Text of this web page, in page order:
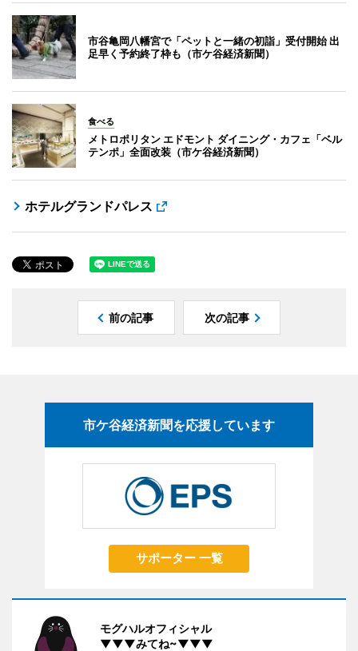
市谷亀岡八幡宮で「ペットと一緒の初詣」受付開始 出
足早く予約終了枠も（市ケ谷経済新聞）
食べる
メトロポリタン エドモント ダイニング・カフェ「ベル
テンポ」全面改装（市ケ谷経済新聞）
ホテルグランドパレス
前の記事 次の記事
市ケ谷経済新聞を応援しています
サポーター 一覧
モグハルオフィシャル
▼▼▼みてね~▼▼▼